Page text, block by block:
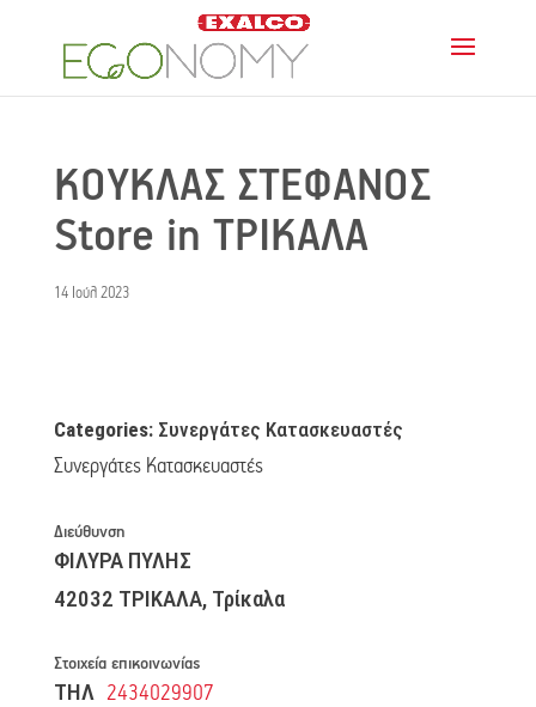
ΚΟΥΚΛΑΣ ΣΤΕΦΑΝΟΣ
Store in ΤΡΙΚΑΛΑ
14 Ιούλ 2023
Categories: Συνεργάτες Κατασκευαστές
Συνεργάτες Κατασκευαστές
Διεύθυνση
ΦΙΛΥΡΑ ΠΥΛΗΣ
42032 ΤΡΙΚΑΛΑ, Τρίκαλα
Στοιχεία επικοινωνίας
ΤΗΛ 2434029907